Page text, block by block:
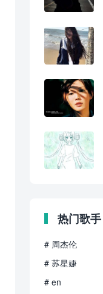
热门歌手
# 周杰伦
# 苏星婕
# en